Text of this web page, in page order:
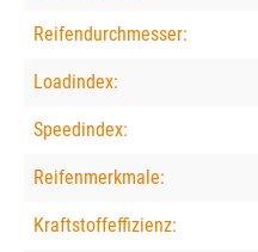
Reifendurchmesser:
Loadindex:
Speedindex:
Reifenmerkmale:
Kraftstoffeffizienz: